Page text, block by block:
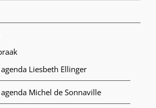
Liesbeth Ellinger
Michel de Sonnaville